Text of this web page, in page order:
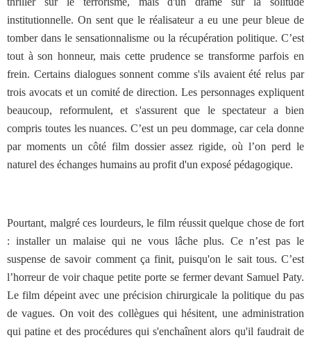
institutionnelle. On sent que le réalisateur a eu une peur bleue de
tomber dans le sensationnalisme ou la récupération politique. C’est
tout à son honneur, mais cette prudence se transforme parfois en
frein. Certains dialogues sonnent comme s'ils avaient été relus par
trois avocats et un comité de direction. Les personnages expliquent
beaucoup, reformulent, et s'assurent que le spectateur a bien
compris toutes les nuances. C’est un peu dommage, car cela donne
par moments un côté film dossier assez rigide, où l’on perd le
naturel des échanges humains au profit d'un exposé pédagogique.
Pourtant, malgré ces lourdeurs, le film réussit quelque chose de fort
: installer un malaise qui ne vous lâche plus. Ce n’est pas le
suspense de savoir comment ça finit, puisqu'on le sait tous. C’est
l’horreur de voir chaque petite porte se fermer devant Samuel Paty.
Le film dépeint avec une précision chirurgicale la politique du pas
de vagues. On voit des collègues qui hésitent, une administration
qui patine et des procédures qui s'enchaînent alors qu'il faudrait de